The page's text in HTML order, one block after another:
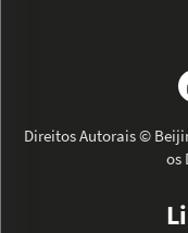
Direitos Autorais ©
os